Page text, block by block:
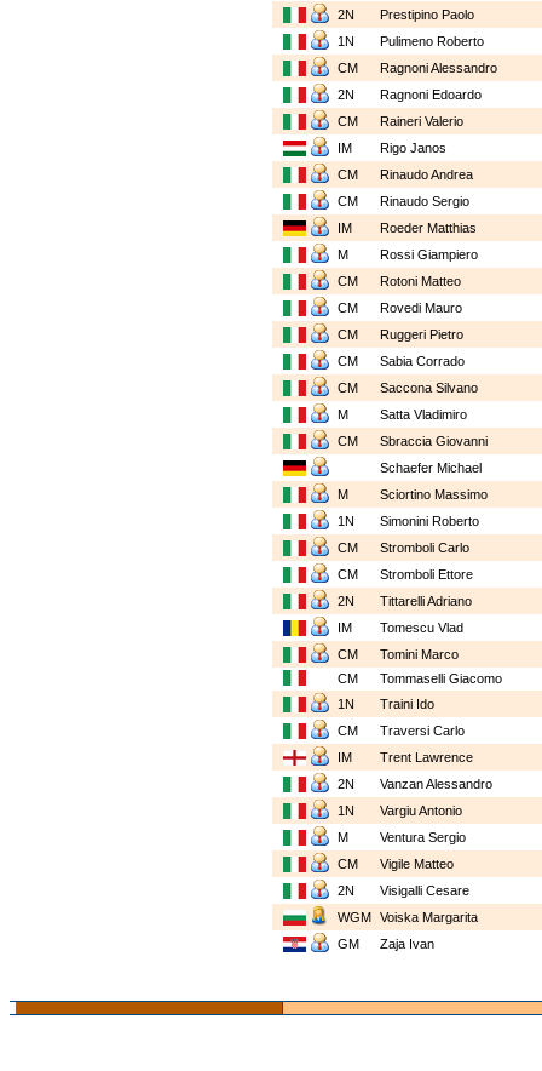
2N
Prestipino Paolo
1N
Pulimeno Roberto
CM
Ragnoni Alessandro
2N
Ragnoni Edoardo
CM
Raineri Valerio
IM
Rigo Janos
CM
Rinaudo Andrea
CM
Rinaudo Sergio
IM
Roeder Matthias
M
Rossi Giampiero
CM
Rotoni Matteo
CM
Rovedi Mauro
CM
Ruggeri Pietro
CM
Sabia Corrado
CM
Saccona Silvano
M
Satta Vladimiro
CM
Sbraccia Giovanni
Schaefer Michael
M
Sciortino Massimo
1N
Simonini Roberto
CM
Stromboli Carlo
CM
Stromboli Ettore
2N
Tittarelli Adriano
IM
Tomescu Vlad
CM
Tomini Marco
CM
Tommaselli Giacomo
1N
Traini Ido
CM
Traversi Carlo
IM
Trent Lawrence
2N
Vanzan Alessandro
1N
Vargiu Antonio
M
Ventura Sergio
CM
Vigile Matteo
2N
Visigalli Cesare
WGM Voiska Margarita
GM
Zaja Ivan